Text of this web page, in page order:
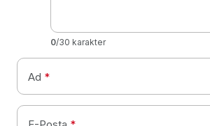
0/30 karakter
Ad *